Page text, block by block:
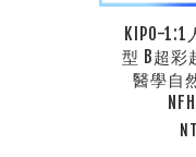
KIPO-
型 B超彩
醫學自